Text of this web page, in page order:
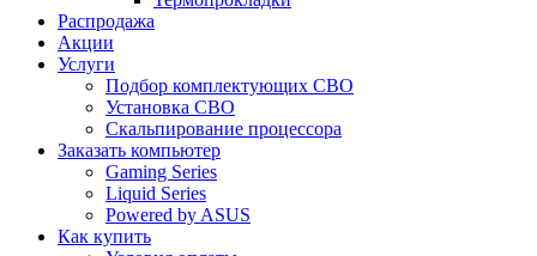
Распродажа
Акции
Услуги
Подбор комплектующих СВО
Установка СВО
Скальпирование процессора
Заказать компьютер
Gaming Series
Liquid Series
Powered by ASUS
Как купить